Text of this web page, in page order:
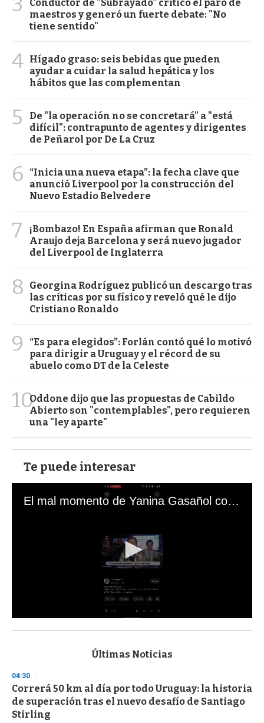
Conductor de "Subrayado" criticó el paro de
maestros y generó un fuerte debate: "No
tiene sentido"
4 Hígado graso: seis bebidas que pueden
ayudar a cuidar la salud hepática y los
hábitos que las complementan
5
De "la operación no se concretará" a "está
difícil": contrapunto de agentes y dirigentes
de Peñarol por De La Cruz
6
“Inicia una nueva etapa”: la fecha clave que
anunció Liverpool por la construcción del
Nuevo Estadio Belvedere
7
¡Bombazo! En España afirman que Ronald
Araujo deja Barcelona y será nuevo jugador
del Liverpool de Inglaterra
8
Georgina Rodríguez publicó un descargo tras
las críticas por su físico y reveló qué le dijo
Cristiano Ronaldo
9
“Es para elegidos”: Forlán contó qué lo motivó
para dirigir a Uruguay y el récord de su
abuelo como DT de la Celeste
10Oddone dijo que las propuestas de Cabildo
Abierto son "contemplables", pero requieren
una "ley aparte"
Te puede interesar
El mal momento de Yanina Gasañol con un hincha argentino en "Subrayado"
s
d
s
o
f
3
Últimas Noticias
04:30
Correrá 50 km al día por todo Uruguay: la historia
de superación tras el nuevo desafío de Santiago
Stirling